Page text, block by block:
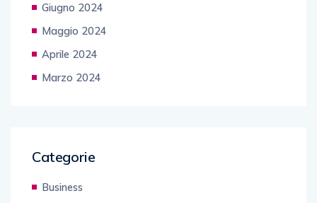
Giugno 2024
Maggio 2024
Aprile 2024
Marzo 2024
Categorie
Business